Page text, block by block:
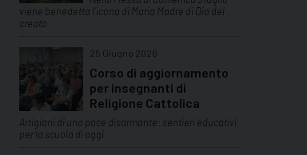
Email
viene benedetta l’icona di Maria Madre di Dio del
creato
25 Giugno 2026
Corso di aggiornamento
per insegnanti di
Religione Cattolica
Artigiani di una pace disarmante: sentieri educativi
per la scuola di oggi